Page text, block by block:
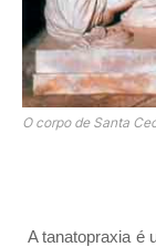
O corpo de Santa
A tanatopraxia é